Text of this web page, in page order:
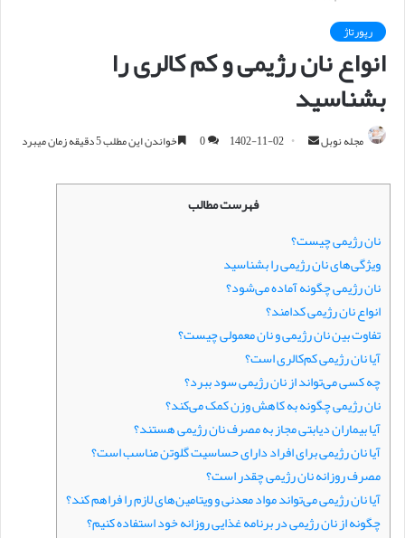
رپورتاژ
انواع نان رژیمی و کم کالری را
بشناسید
مجله نوبل
س
ا
ی
م
ی
ل
1402-11-02
0 خواندن این مطلب 5 دقیقه زمان میبرد
فهرست مطالب
نان رژیمی چیست؟
ویژگی‌های نان رژیمی را بشناسید
نان رژیمی چگونه آماده می‌شود؟
انواع نان رژیمی کدامند؟
تفاوت بین نان رژیمی و نان معمولی چیست؟
آیا نان رژیمی کم‌کالری است؟
چه کسی می‌تواند از نان رژیمی سود ببرد؟
نان رژیمی چگونه به کاهش وزن کمک می‌کند؟
آیا بیماران دیابتی مجاز به مصرف نان رژیمی هستند؟
آیا نان رژیمی برای افراد دارای حساسیت گلوتن مناسب است؟
مصرف روزانه نان رژیمی چقدر است؟
آیا نان رژیمی می‌تواند مواد معدنی و ویتامین‌های لازم را فراهم کند؟
چگونه از نان رژیمی در برنامه غذایی روزانه خود استفاده کنیم؟